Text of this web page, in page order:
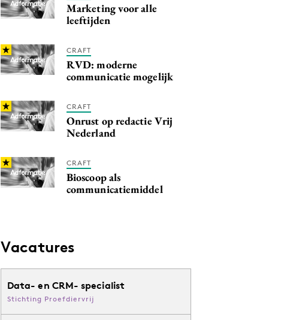
Marketing voor alle
leeftijden
CRAFT
RVD: moderne
communicatie mogelijk
CRAFT
Onrust op redactie Vrij
Nederland
CRAFT
Bioscoop als
communicatiemiddel
Vacatures
Data- en CRM- specialist
Stichting Proefdiervrij